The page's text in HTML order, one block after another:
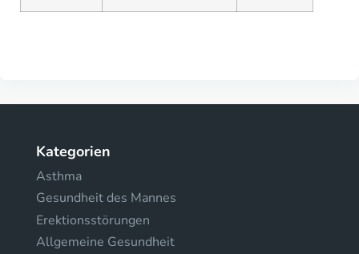
Kategorien
Asthma
Gesundheit des Mannes
Erektionsstörungen
Allgemeine Gesundheit